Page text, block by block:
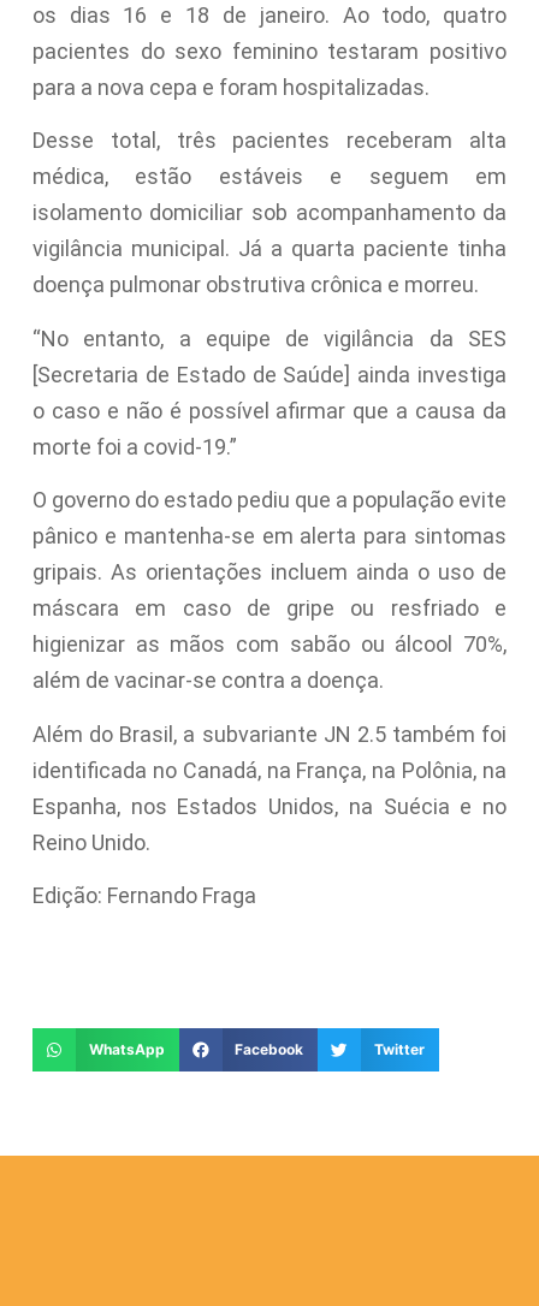
os dias 16 e 18 de janeiro. Ao todo, quatro
pacientes do sexo feminino testaram positivo
para a nova cepa e foram hospitalizadas.
Desse total, três pacientes receberam alta
médica, estão estáveis e seguem em
isolamento domiciliar sob acompanhamento da
vigilância municipal. Já a quarta paciente tinha
doença pulmonar obstrutiva crônica e morreu.
“No entanto, a equipe de vigilância da SES
[Secretaria de Estado de Saúde] ainda investiga
o caso e não é possível afirmar que a causa da
morte foi a covid-19.”
O governo do estado pediu que a população evite
pânico e mantenha-se em alerta para sintomas
gripais. As orientações incluem ainda o uso de
máscara em caso de gripe ou resfriado e
higienizar as mãos com sabão ou álcool 70%,
além de vacinar-se contra a doença.
Além do Brasil, a subvariante JN 2.5 também foi
identificada no Canadá, na França, na Polônia, na
Espanha, nos Estados Unidos, na Suécia e no
Reino Unido.
Edição: Fernando Fraga
WhatsApp Facebook Twitter